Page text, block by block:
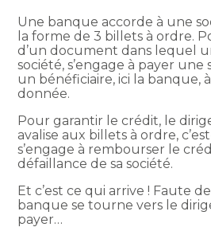
Une banque accorde à une
la forme de 3 billets à ordre.
d’un document dans lequel
société, s’engage à payer une
un bénéficiaire, ici la banque,
donnée.
Pour garantir le crédit, le
avalise aux billets à ordre,
s’engage à rembourser le
défaillance de sa société.
Et c’est ce qui arrive ! Faute
banque se tourne vers le
payer…